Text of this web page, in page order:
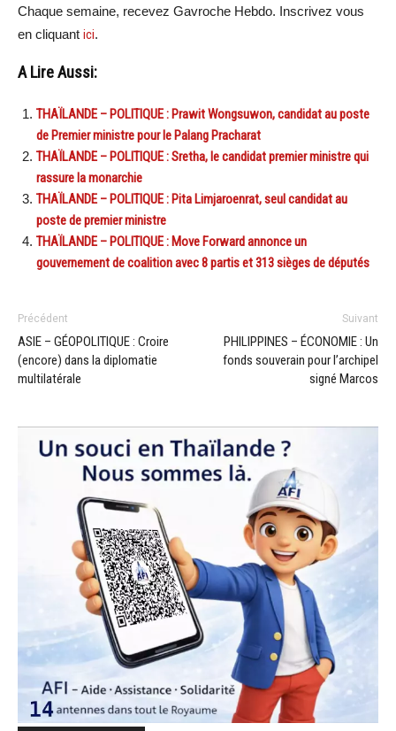
Chaque semaine, recevez Gavroche Hebdo. Inscrivez vous
en cliquant ici.
A Lire Aussi:
THAÏLANDE – POLITIQUE : Prawit Wongsuwon, candidat au poste
de Premier ministre pour le Palang Pracharat
THAÏLANDE – POLITIQUE : Sretha, le candidat premier ministre qui
rassure la monarchie
THAÏLANDE – POLITIQUE : Pita Limjaroenrat, seul candidat au
poste de premier ministre
THAÏLANDE – POLITIQUE : Move Forward annonce un
gouvernement de coalition avec 8 partis et 313 sièges de députés
Précédent
ASIE – GÉOPOLITIQUE : Croire
(encore) dans la diplomatie
multilatérale
Suivant
PHILIPPINES – ÉCONOMIE : Un
fonds souverain pour l’archipel
signé Marcos